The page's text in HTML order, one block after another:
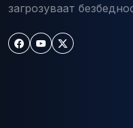
загрозуваат